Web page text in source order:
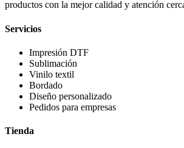
productos con la mejor calidad y atención
Servicios
Impresión DTF
Sublimación
Vinilo textil
Bordado
Diseño personalizado
Pedidos para empresas
Tienda